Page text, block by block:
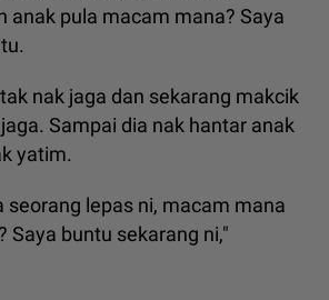
anak pula macam mana? Saya
nak jaga dan sekarang makcik
Sampai dia nak hantar anak
yatim.
seorang lepas ni, macam mana
Saya buntu sekarang ni,"